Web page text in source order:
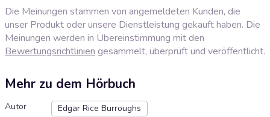
Die Meinungen stammen von angemeldeten Kunden, die
unser Produkt oder unsere Dienstleistung gekauft haben. Die
Meinungen werden in Übereinstimmung mit den
Bewertungsrichtlinien gesammelt, überprüft und veröffentlicht.
Mehr zu dem Hörbuch
Autor
Edgar Rice Burroughs